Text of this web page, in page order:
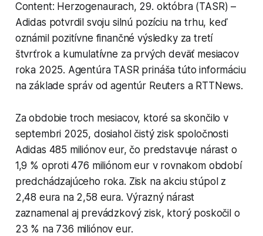
Content: Herzogenaurach, 29. októbra (TASR) –
Adidas potvrdil svoju silnú pozíciu na trhu, keď
oznámil pozitívne finančné výsledky za tretí
štvrťrok a kumulatívne za prvých deväť mesiacov
roka 2025. Agentúra TASR prináša túto informáciu
na základe správ od agentúr Reuters a RTTNews.
Za obdobie troch mesiacov, ktoré sa skončilo v
septembri 2025, dosiahol čistý zisk spoločnosti
Adidas 485 miliónov eur, čo predstavuje nárast o
1,9 % oproti 476 miliónom eur v rovnakom období
predchádzajúceho roka. Zisk na akciu stúpol z
2,48 eura na 2,58 eura. Výrazný nárast
zaznamenal aj prevádzkový zisk, ktorý poskočil o
23 % na 736 miliónov eur.